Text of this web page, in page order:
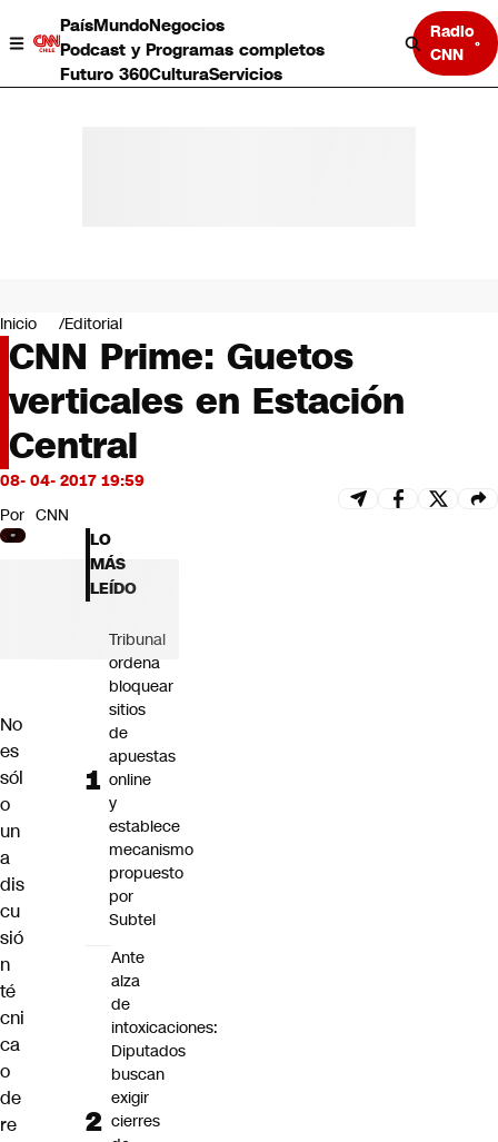
PaísMundoNegocios
Podcast y Programas completos
Futuro 360CulturaServicios
Radio
CNN
Negocios
Deportes
Programas completos
Cultura
Servicios
Bits
CNN tiempo
Futuro 360
Opinión
Inicio Editorial
CNN Prime: Guetos
verticales en Estación
Central
08- 04- 2017 19:59
Por CNN
No
es
sól
o
un
a
dis
cu
sió
n
té
cni
ca
o
de
re
LO
MÁS
LEÍDO
Tribunal
ordena
bloquear
sitios
de
apuestas
online
y
establece
mecanismo
propuesto
por
Subtel
Ante
alza
de
intoxicaciones:
Diputados
buscan
exigir
cierres